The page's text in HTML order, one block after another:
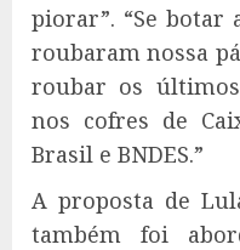
piorar”. “Se
roubaram nossa
roubar os
nos cofres de
Brasil e BNDES.”
A proposta de
também foi